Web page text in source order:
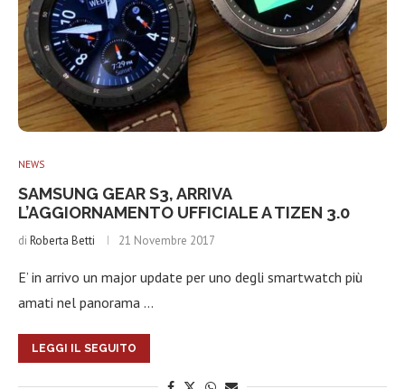
NEWS
SAMSUNG GEAR S3, ARRIVA
L’AGGIORNAMENTO UFFICIALE A TIZEN 3.0
di Roberta Betti 21 Novembre 2017
E’ in arrivo un major update per uno degli smartwatch più
amati nel panorama …
LEGGI IL SEGUITO